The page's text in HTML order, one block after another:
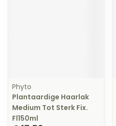
Phyto
Plantaardige Haarlak
Medium Tot Sterk Fix.
Fl150ml